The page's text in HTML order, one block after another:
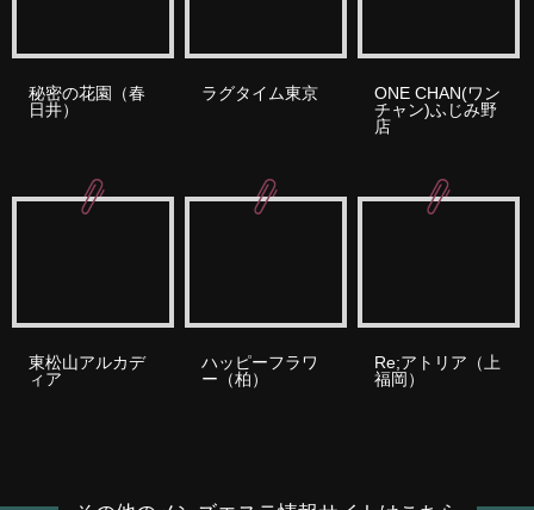
秘密の花園（春
日井）
ラグタイム東京
ONE CHAN(ワン
チャン)ふじみ野
店
東松山アルカデ
ィア
ハッピーフラワ
ー（柏）
Re;アトリア（上
福岡）